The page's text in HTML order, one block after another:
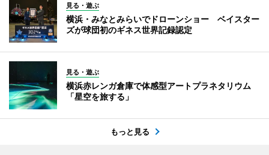
見る・遊ぶ
横浜・みなとみらいでドローンショー ベイスター
ズが球団初のギネス世界記録認定
見る・遊ぶ
横浜赤レンガ倉庫で体感型アートプラネタリウム
「星空を旅する」
もっと見る